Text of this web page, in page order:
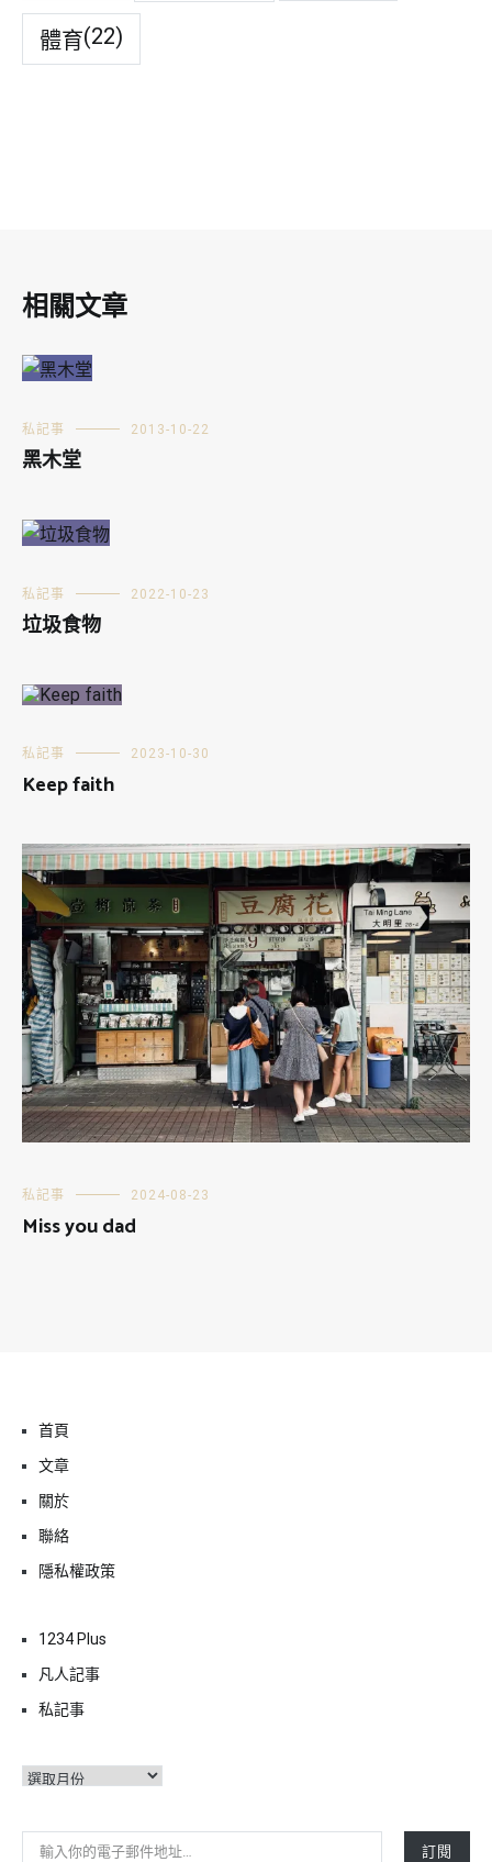
體育(22)
相關文章
私記事 2013-10-22
黑木堂
私記事 2022-10-23
垃圾食物
私記事 2023-10-30
Keep faith
私記事 2024-08-23
Miss you dad
首頁
文章
關於
聯絡
隱私權政策
1234 Plus
凡人記事
私記事
彙
輸入你的電子郵件地址…
訂閱